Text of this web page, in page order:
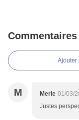
Commentaires
Ajouter
M Merle 01/03/
Justes